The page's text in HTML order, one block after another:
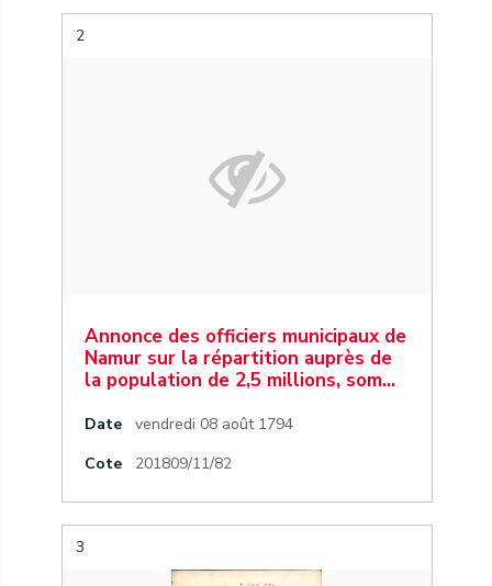
2
Annonce des officiers municipaux de
Namur sur la répartition auprès de
la population de 2,5 millions, som…
Date
vendredi 08 août 1794
Cote
201809/11/82
3